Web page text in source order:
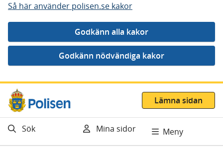
Så här använder polisen.se kakor
Gå direkt till innehåll
Lämna sidan
Sök Mina sidor Meny